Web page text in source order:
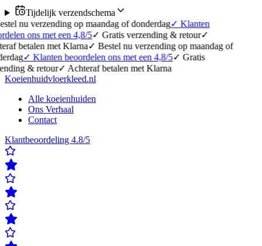
Tijdelijk verzendschema
op maandag of donderdag✓Klanten
met een 4,8/5✓Gratis verzending & retour✓
met Klarna✓Bestel nu verzending op maandag of
beoordelen ons met een 4,8/5✓Gratis
✓Achteraf betalen met Klarna
Koeienhuidvloerkleed.nl
Alle koeienhuiden
Ons Verhaal
Contact
Klantbeoordeling 4.8/5